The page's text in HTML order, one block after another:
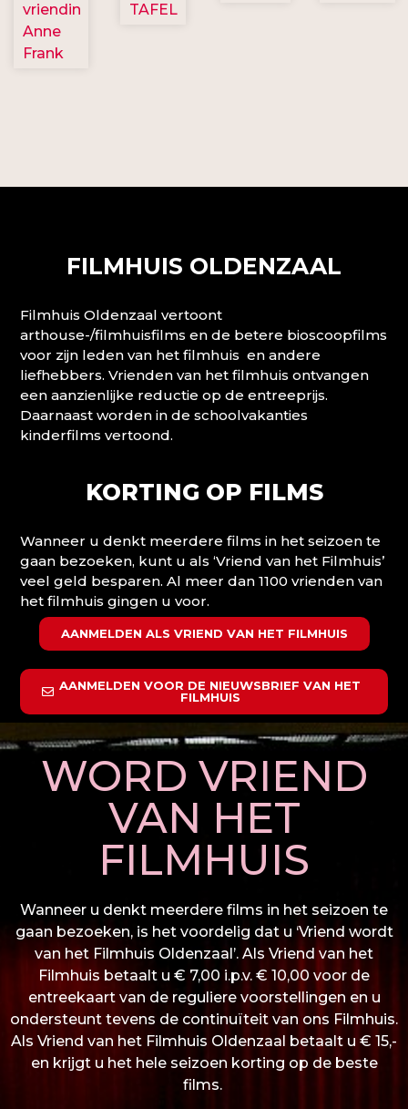
vriendin
Anne
Frank
TAFEL
FILMHUIS OLDENZAAL
Filmhuis Oldenzaal vertoont
arthouse-/filmhuisfilms en de betere bioscoopfilms
voor zijn leden van het filmhuis en andere
liefhebbers. Vrienden van het filmhuis ontvangen
een aanzienlijke reductie op de entreeprijs.
Daarnaast worden in de schoolvakanties
kinderfilms vertoond.
KORTING OP FILMS
Wanneer u denkt meerdere films in het seizoen te
gaan bezoeken, kunt u als ‘Vriend van het Filmhuis’
veel geld besparen. Al meer dan 1100 vrienden van
het filmhuis gingen u voor.
AANMELDEN ALS VRIEND VAN HET FILMHUIS
AANMELDEN VOOR DE NIEUWSBRIEF VAN HET
FILMHUIS
WORD VRIEND
VAN HET
FILMHUIS
Wanneer u denkt meerdere films in het seizoen te
gaan bezoeken, is het voordelig dat u ‘Vriend wordt
van het Filmhuis Oldenzaal’. Als Vriend van het
Filmhuis betaalt u € 7,00 i.p.v. € 10,00 voor de
entreekaart van de reguliere voorstellingen en u
ondersteunt tevens de continuïteit van ons Filmhuis.
Als Vriend van het Filmhuis Oldenzaal betaalt u € 15,-
en krijgt u het hele seizoen korting op de beste
films.